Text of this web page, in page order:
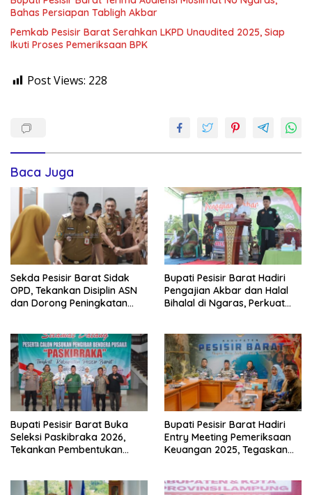
Bahas Persiapan Tabligh Akbar
Pemkab Pesisir Barat Serahkan LKPD Unaudited 2025, Siap
Ikuti Proses Pemeriksaan BPK
Post Views: 228
Baca Juga
Sekda Pesisir Barat Sidak
OPD, Tekankan Disiplin ASN
dan Dorong Peningkatan
Bupati Pesisir Barat Hadiri
Pengajian Akbar dan Halal
Bihalal di Ngaras, Perkuat
Bupati Pesisir Barat Buka
Seleksi Paskibraka 2026,
Tekankan Pembentukan
Bupati Pesisir Barat Hadiri
Entry Meeting Pemeriksaan
Keuangan 2025, Tegaskan